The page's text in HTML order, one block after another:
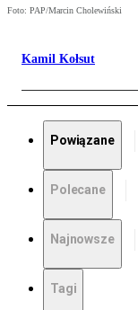
Foto: PAP/Marcin Cholewiński
Kamil Kołsut
Powiązane
Polecane
Najnowsze
Tagi